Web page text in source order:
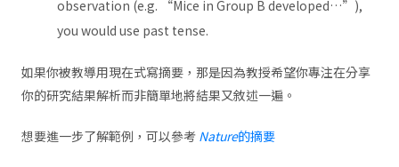
observation (e.g. “Mice in Group B developed…”),
you would use past tense.
如果你被教導用現在式寫摘要，那是因為教授希望你專注在分享
你的研究結果解析而非簡單地將結果又敘述一遍。
想要進一步了解範例，可以參考 Nature的摘要